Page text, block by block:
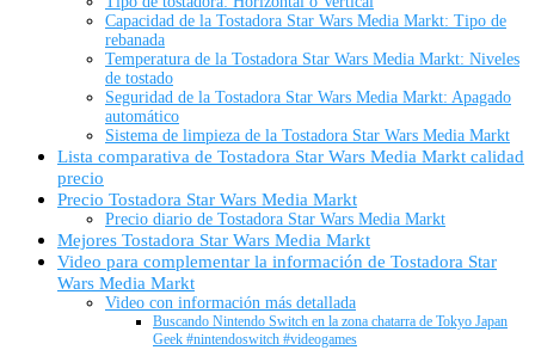
Capacidad de la Tostadora Star Wars Media Markt: Tipo de
rebanada
Temperatura de la Tostadora Star Wars Media Markt: Niveles
de tostado
Seguridad de la Tostadora Star Wars Media Markt: Apagado
automático
Sistema de limpieza de la Tostadora Star Wars Media Markt
Lista comparativa de Tostadora Star Wars Media Markt calidad
precio
Precio Tostadora Star Wars Media Markt
Precio diario de Tostadora Star Wars Media Markt
Mejores Tostadora Star Wars Media Markt
Video para complementar la información de Tostadora Star
Wars Media Markt
Video con información más detallada
Buscando Nintendo Switch en la zona chatarra de Tokyo Japan
Geek #nintendoswitch #videogames